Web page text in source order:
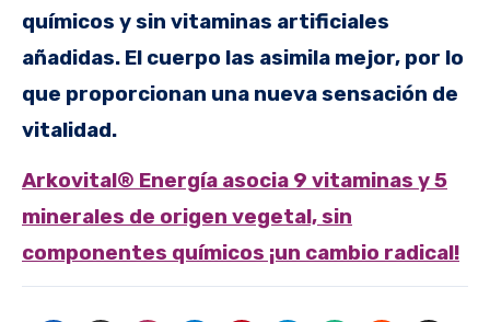
químicos y sin vitaminas artificiales
añadidas. El cuerpo las asimila mejor, por lo
que proporcionan una nueva sensación de
vitalidad.
Arkovital® Energía asocia 9 vitaminas y 5
minerales de origen vegetal, sin
componentes químicos ¡un cambio radical!